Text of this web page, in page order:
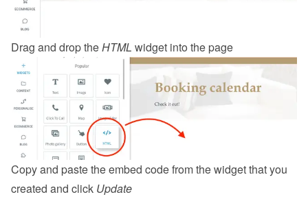
Drag and drop the HTML widget into the page
Copy and paste the embed code from the widget that you
created and click Update